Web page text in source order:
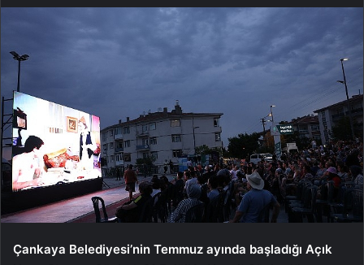
Çankaya Belediyesi’nin Temmuz ayında başladığı Açık